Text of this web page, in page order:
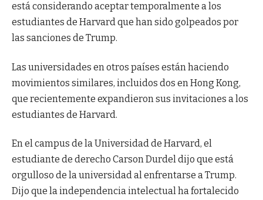
está considerando aceptar temporalmente a los
estudiantes de Harvard que han sido golpeados por
las sanciones de Trump.
Las universidades en otros países están haciendo
movimientos similares, incluidos dos en Hong Kong,
que recientemente expandieron sus invitaciones a los
estudiantes de Harvard.
En el campus de la Universidad de Harvard, el
estudiante de derecho Carson Durdel dijo que está
orgulloso de la universidad al enfrentarse a Trump.
Dijo que la independencia intelectual ha fortalecido